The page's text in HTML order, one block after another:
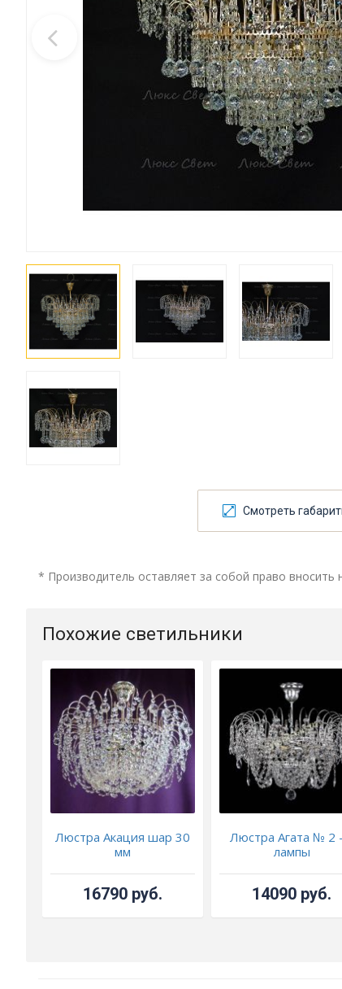
Смотреть
* Производитель оставляет за собой право вносить
Похожие светильники
Люстра Акация шар 30
мм
16790 руб.
Люстра Агата № 2
лампы
14090 руб.